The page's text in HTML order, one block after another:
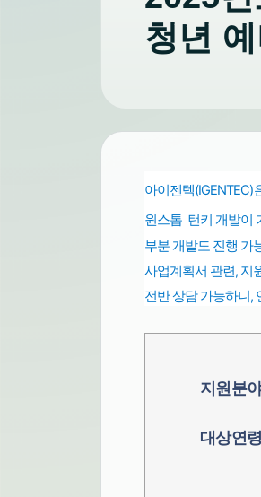
청년
아이젠텍
원스톱 턴키 개발이
부분 개발도 진행 가
사업계획서 관련, 지
전반상담 가능하니,
지원분
대상연령